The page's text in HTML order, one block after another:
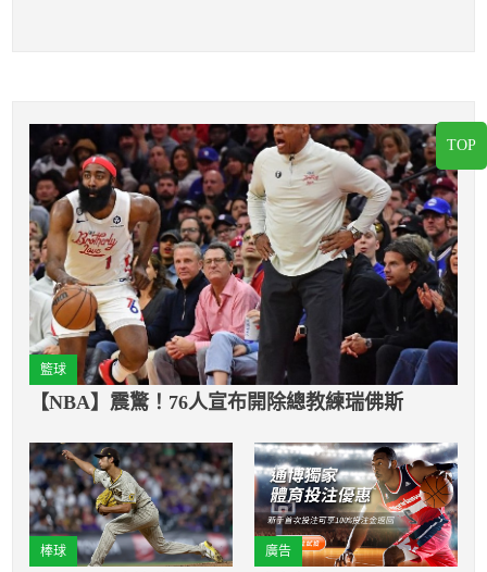
籃球
【NBA】震驚！76人宣布開除總教練瑞佛斯
棒球 廣告
TOP